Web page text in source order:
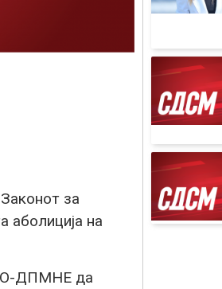
за
аболиција на
ДПМНЕ да